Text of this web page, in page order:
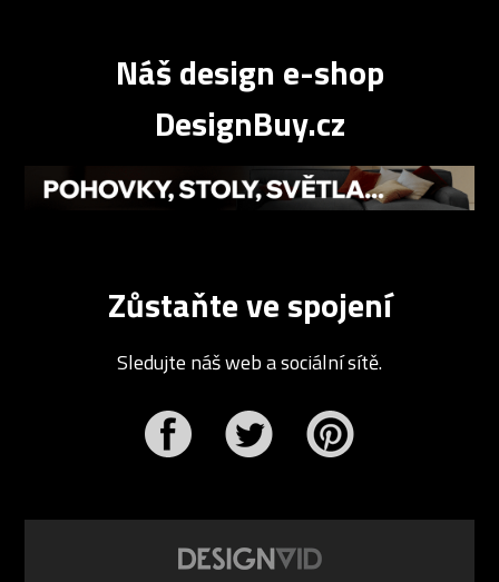
Náš design e-shop
DesignBuy.cz
Zůstaňte ve spojení
Sledujte náš web a sociální sítě.